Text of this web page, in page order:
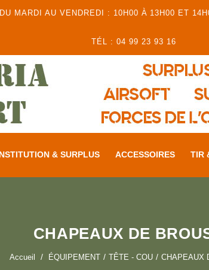
MARDI AU VENDREDI : 10H00 À 13H00 ET
TÉL : 04 99 23 93 16
& SURPLUS ACCESSOIRES TIR
CHAPEAUX DE
Accueil ÉQUIPEMENT TÊTE - COU CHAPEAUX